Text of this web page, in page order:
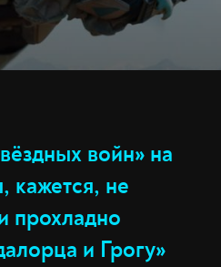
войн» на
кажется, не
прохладно
и Грогу»